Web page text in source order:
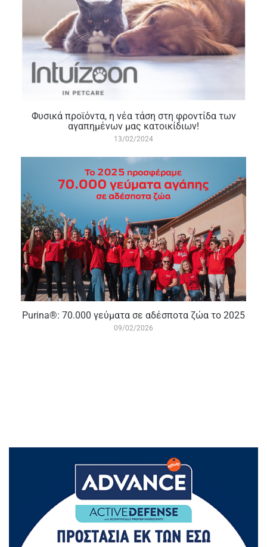
Φυσικά προϊόντα, η νέα τάση στη φροντίδα των
αγαπημένων μας κατοικίδιων!
13/02/2024
Purina®: 70.000 γεύματα σε αδέσποτα ζώα το 2025
09/02/2026